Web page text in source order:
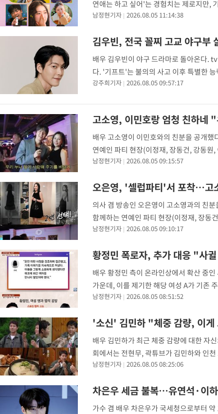
연애는 하고 싶어'는 경험치는 제로지만,
적으로 볼 수 있는 좋은 기회였다. 앞으로
남정현기자 2026.08.05 11:14:38
김우빈, 전국 꼴찌 고교 야구
배우 김우빈이 야구 드라마로 돌아온다.
다. '기프트'는 불의의 사고 이후 특별한
임하며 벌어지는 이야기를 그린다. 정이
강주희기자 2026.08.05 09:57:17
고소영, 이민호랑 엄청 친하
배우 고소영이 이민호와의 친분을 공개
연예인 파티 현장(이정재, 장동건, 강동
오래된 내 셀럽 친구들도 다 총출동할 예
남정현기자 2026.08.05 09:15:57
오은영, '셀럽파티'서 포착…고
의사 겸 방송인 오은영이 고소영과의 친
함께하는 연예인 파티 현장(이정재, 장동
다. 거기에 오래된 내 셀럽 친구들도 다
남정현기자 2026.08.05 09:10:17
황정민 폭로자, 추가 대응 "사
배우 황정민 측이 온라인상에서 확산 중
가운데, 이를 제기한 해당 여성 A가 기존
민은 '흠결 없는 피해자'가 돼야만 하는
남정현기자 2026.08.05 08:51:52
'소신' 김민하 "체중 감량, 이게
배우 김민하가 최근 체중 감량에 대한 자
회에서는 전현무, 곽튜브가 김민하와 인
많다. 그중 오늘의 첫 맛집은 인천 토박이
남정현기자 2026.08.05 08:25:06
차은우 세금 불복…유연석·이
가수 겸 배우 차은우가 국세청으로부터